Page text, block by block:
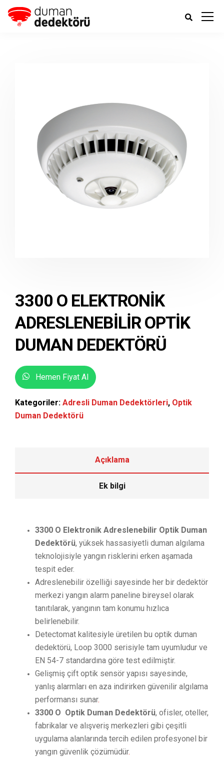
3300 O ELEKTRONIK
ADRESLENEBILIR OPTIK
DUMAN DEDEKTÖRÜ
Hemen Fiyat Al
Kategoriler: Adresli Duman Dedektörleri, Optik
Duman Dedektörü
Açıklama
Ek bilgi
3300 O Elektronik Adreslenebilir Optik Duman
Dedektörü, yüksek hassasiyetli duman algılama
teknolojisiyle yangın risklerini erken aşamada
tespit eder.
Adreslenebilir özelliği sayesinde her bir dedektör
merkezi yangın alarm paneline bireysel olarak
tanıtılarak, yangının tam konumu hızlıca
belirlenebilir.
Detectomat kalitesiyle üretilen bu optik duman
dedektörü, Loop 3000 serisiyle tam uyumludur ve
EN 54-7 standardına göre test edilmiştir.
Gelişmiş çift optik sensör yapısı sayesinde,
yanlış alarmları en aza indirirken güvenilir algılama
performansı sunar.
3300 O Optik Duman Dedektörü, ofisler, oteller,
fabrikalar ve alışveriş merkezleri gibi çeşitli
uygulama alanlarında tercih edilen profesyonel bir
yangın güvenlik çözümüdür.